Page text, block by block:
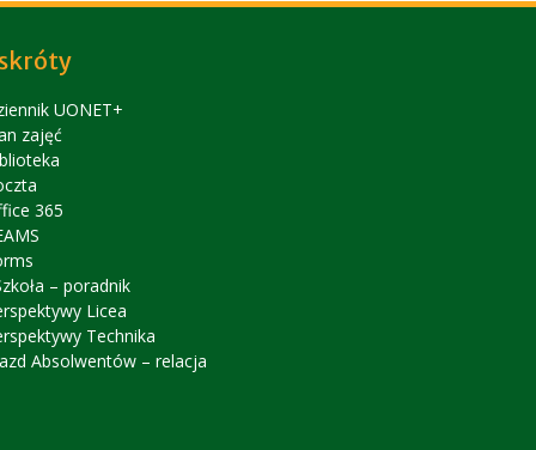
UONET+
zajęć
365
– poradnik
Licea
Technika
Absolwentów – relacja